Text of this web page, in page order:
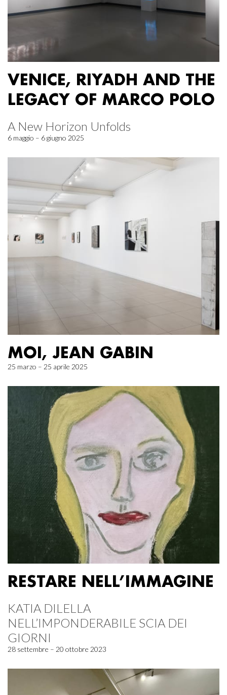
VENICE, RIYADH AND THE
LEGACY OF MARCO POLO
A New Horizon Unfolds
6 maggio – 6 giugno 2025
MOI, JEAN GABIN
25 marzo – 25 aprile 2025
RESTARE NELL’IMMAGINE
KATIA DILELLA
NELL’IMPONDERABILE SCIA DEI
GIORNI
28 settembre – 20 ottobre 2023